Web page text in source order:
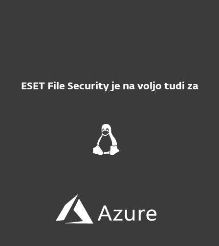
ESET File Security je na voljo tudi za